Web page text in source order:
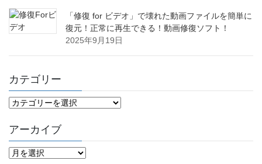
「修復 for ビデオ」で壊れた動画ファイルを簡単に
復元！正常に再生できる！動画修復ソフト！
2025年9月19日
カテゴリー
カ
テ
リ
ー
アーカイブ
ア
ー